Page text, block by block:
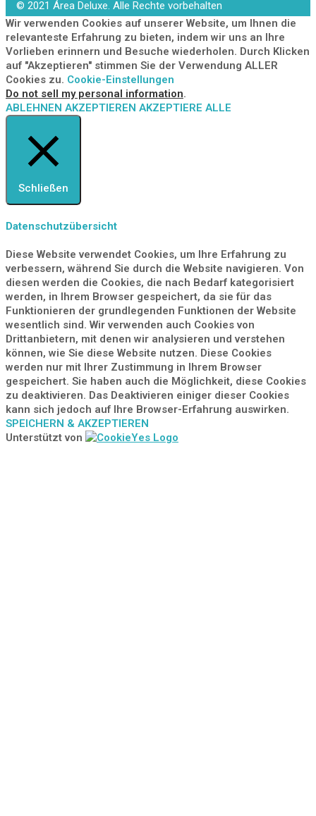
© 2021 Área Deluxe. Alle Rechte vorbehalten
Wir verwenden Cookies auf unserer Website, um Ihnen die
relevanteste Erfahrung zu bieten, indem wir uns an Ihre
Vorlieben erinnern und Besuche wiederholen. Durch Klicken
auf "Akzeptieren" stimmen Sie der Verwendung ALLER
Cookies zu. Cookie-Einstellungen
Do not sell my personal information.
ABLEHNEN AKZEPTIEREN AKZEPTIERE ALLE
Schließen
Datenschutzübersicht
Diese Website verwendet Cookies, um Ihre Erfahrung zu
verbessern, während Sie durch die Website navigieren. Von
diesen werden die Cookies, die nach Bedarf kategorisiert
werden, in Ihrem Browser gespeichert, da sie für das
Funktionieren der grundlegenden Funktionen der Website
wesentlich sind. Wir verwenden auch Cookies von
Drittanbietern, mit denen wir analysieren und verstehen
können, wie Sie diese Website nutzen. Diese Cookies
werden nur mit Ihrer Zustimmung in Ihrem Browser
gespeichert. Sie haben auch die Möglichkeit, diese Cookies
zu deaktivieren. Das Deaktivieren einiger dieser Cookies
kann sich jedoch auf Ihre Browser-Erfahrung auswirken.
SPEICHERN & AKZEPTIEREN
Unterstützt von